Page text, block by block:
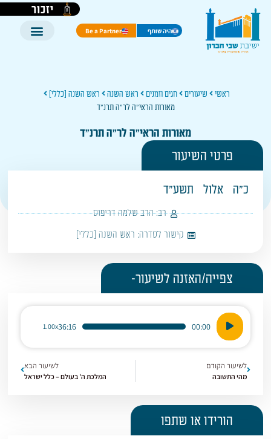
יזכור
היה שותף Be a Partner
ראשי שיעורים חגים וזמנים ראש השנה
ראש השנה [כללי]
מאורות הראי"ה לר"ה תרנ"ד
מאורות הראי"ה לר"ה תרנ"ד
פרטי השיעור
כ"ה אלול תשע"ד
רב: הרב שלמה דריפוס
קישור לסדרה: ראש השנה [כללי]
צפייה/האזנה לשיעור-
נגן
אודיו
00:00
36:16
1.00x
לשיעור הקודם
מהי התשובה
לשיעור הבא
המלכת ה' בעולם – כלל ישראל
הורידו או שתפו